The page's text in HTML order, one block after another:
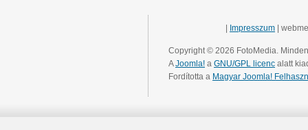
Impresszum |
Copyright © 2026 FotoMedia.
AJoomla! a GNU/GPL licenc alatt
Fordította a Magyar Joomla!